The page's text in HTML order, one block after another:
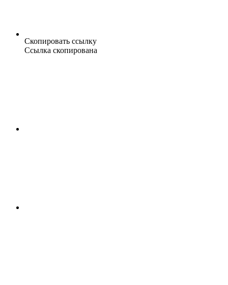
Скопировать ссылку
Ссылка скопирована